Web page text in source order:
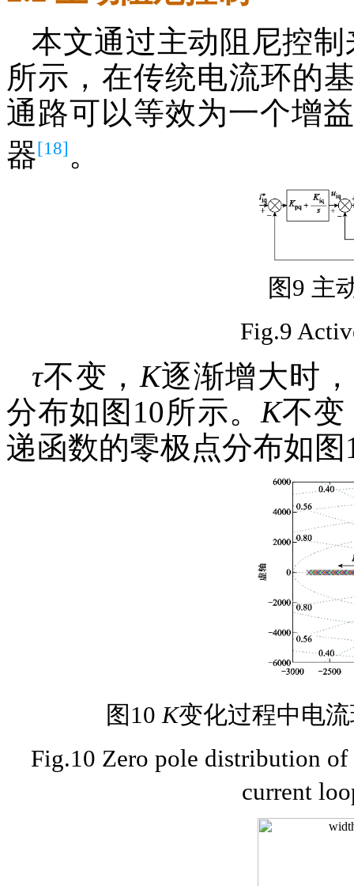
本文通过主动阻尼控
所示，在传统电流环的
通路可以等效为一个增
器[18] 。
图9 主
Fig.9
τ不变， K逐渐增大时
分布如图10所示。 K不变
递函数的零极点分布如图
图10 K变化过程中电
Fig.10 Zero pole distribution
current